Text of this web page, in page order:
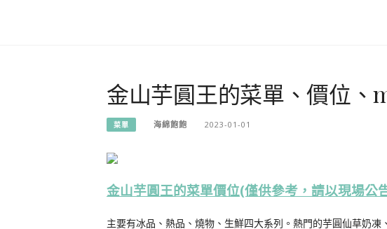
金山芋圓王的菜單、價位、
菜單 海綿飽飽 2023-01-01
金山芋圓王的菜單價位(僅供參考，請以現場公
主要有冰品、熱品、燒物、生鮮四大系列。熱門的芋圓仙草奶